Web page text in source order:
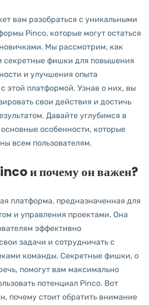
вам разобраться с уникальными
Pinco, которые могут остаться
Мы рассмотрим, как
секретные фишки для повышения
и улучшения опыта
этой платформой. Узнав о них, вы
свои действия и достичь
Давайте углубимся в
особенности, которые
всем пользователям.
и почему он важен?
платформа, предназначенная для
и управления проектами. Она
эффективно
задачи и сотрудничать с
команды. Секретные фишки, о
помогут вам максимально
потенциал Pinco. Вот
почему стоит обратить внимание